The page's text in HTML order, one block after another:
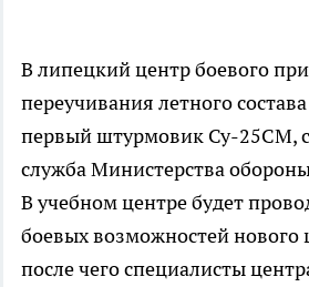
В липецкий центр боевого
переучивания летного
первый штурмовик Су-25СМ,
служба Министерства
В учебном центре будет
боевых возможностей нового
после чего специалисты